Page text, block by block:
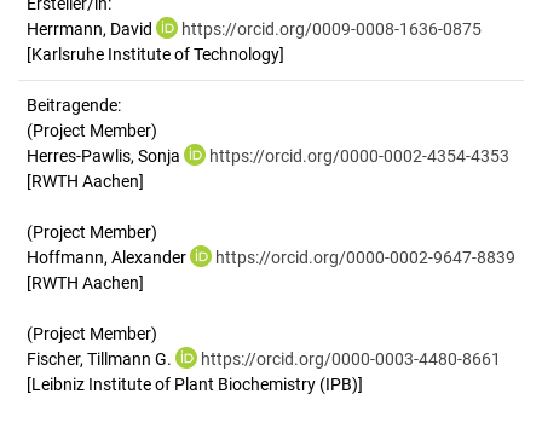
Herrmann, David
https://orcid.org/0009-0008-1636-0875
[Karlsruhe Institute of Technology]
Beitragende:
(Project Member)
Herres-Pawlis, Sonja
https://orcid.org/0000-0002-4354-4353
[RWTH Aachen]
(Project Member)
Hoffmann, Alexander
https://orcid.org/0000-0002-9647-8839
[RWTH Aachen]
(Project Member)
Fischer, Tillmann G.
https://orcid.org/0000-0003-4480-8661
[Leibniz Institute of Plant Biochemistry (IPB)]